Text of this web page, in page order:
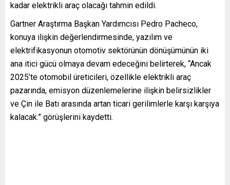
kadar elektrikli araç olacağı tahmin edildi.
Gartner Araştırma Başkan Yardımcısı Pedro Pacheco,
konuya ilişkin değerlendirmesinde, yazılım ve
elektrifikasyonun otomotiv sektörünün dönüşümünün iki
ana itici gücü olmaya devam edeceğini belirterek, “Ancak
2025’te otomobil üreticileri, özellikle elektrikli araç
pazarında, emisyon düzenlemelerine ilişkin belirsizlikler
ve Çin ile Batı arasında artan ticari gerilimlerle karşı karşıya
kalacak.” görüşlerini kaydetti.